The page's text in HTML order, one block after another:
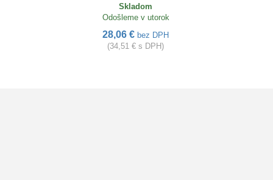
Skladom
Odošleme v utorok
28,06 € bez DPH
(34,51 € s DPH)